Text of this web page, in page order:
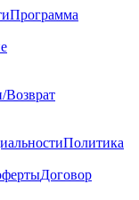
Программа
Политика
Договор